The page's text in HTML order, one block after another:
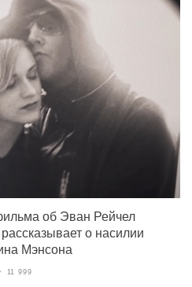
об Эван Рейчел
о насилии
Мэнсона
11 999